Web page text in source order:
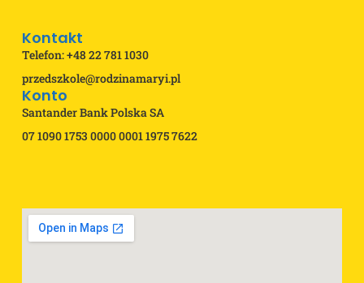
Kontakt
Telefon: +48 22 781 1030
przedszkole@rodzinamaryi.pl
Konto
Santander Bank Polska SA
07 1090 1753 0000 0001 1975 7622